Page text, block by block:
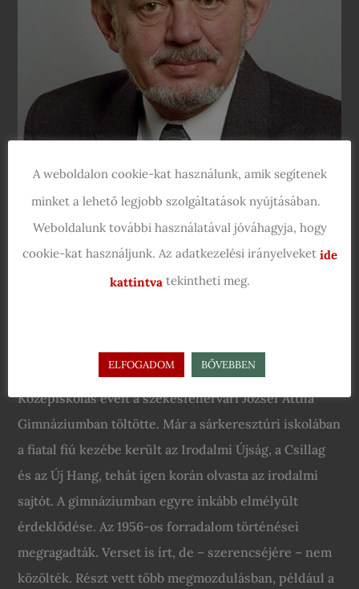
Bella István
Kaleidoszkóp
verse megjelent a Fejér megyei napilapban.
Középiskolás éveit a székesfehérvári József Attila
Gimnáziumban töltötte. Már a sárkeresztúri iskolában
a fiatal fiú kezébe került az Irodalmi Újság, a Csillag
és az Új Hang, tehát igen korán olvasta az irodalmi
sajtót. A gimnáziumban egyre inkább elmélyült
érdeklődése. Az 1956-os forradalom történései
megragadták. Verset is írt, de – szerencséjére – nem
közölték. Részt vett több megmozdulásban, például a
A weboldalon cookie-kat használunk, amik segítenek
minket a lehető legjobb szolgáltatások nyújtásában.
Weboldalunk további használatával jóváhagyja, hogy
cookie-kat használjunk. Az adatkezelési irányelveket ide
kattintva tekintheti meg.
ELFOGADOM BŐVEBBEN